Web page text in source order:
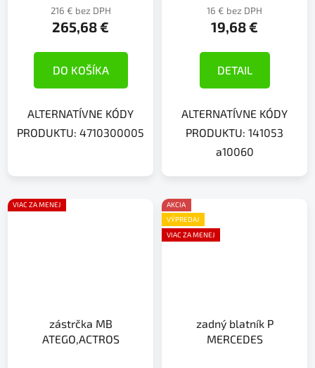
216 € bez DPH
265,68 €
DO KOŠÍKA
ALTERNATÍVNE KÓDY
PRODUKTU: 4710300005
16 € bez DPH
19,68 €
DETAIL
ALTERNATÍVNE KÓDY
PRODUKTU: 141053
a10060
VIAC ZA MENEJ
zástrčka MB
ATEGO,ACTROS
AKCIA
VÝPREDAJ
VIAC ZA MENEJ
zadný blatník P
MERCEDES